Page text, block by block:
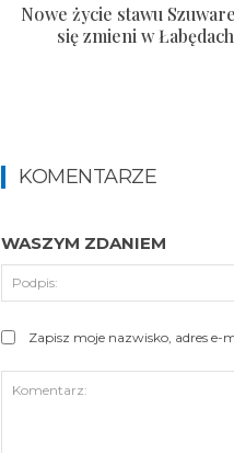
Nowe życie stawu
się zmieni w
KOMENTARZE
WASZYM ZDANIEM
Zapisz moje nazwisko, adres